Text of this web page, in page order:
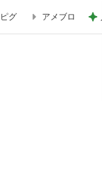
ピグ アメブロ